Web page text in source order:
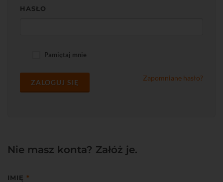
HASŁO
Pamiętaj mnie
ZALOGUJ SIĘ
Zapomniane hasło?
Nie masz konta? Załóż je.
IMIĘ *